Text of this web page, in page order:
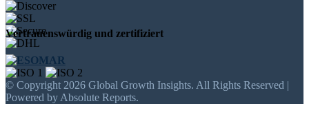
Vertrauenswürdig und zertifiziert
© Copyright 2026 Global Growth Insights. All Rights Reserved |
Powered by Absolute Reports.